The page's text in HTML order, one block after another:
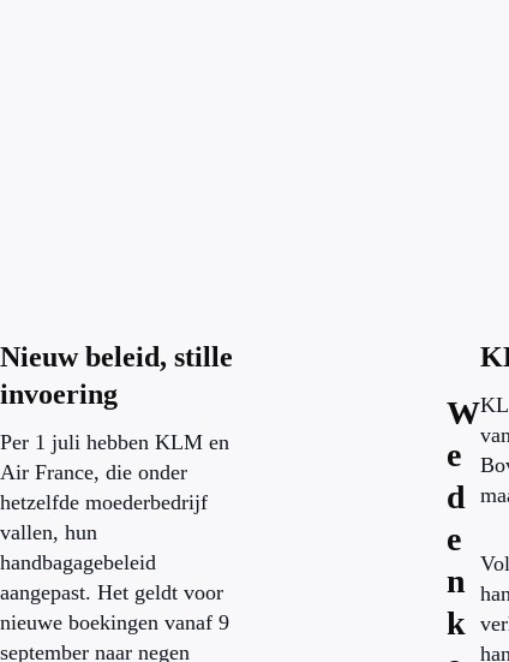
Nieuw beleid, stille
invoering
Per 1 juli hebben KLM en
Air France, die onder
hetzelfde moederbedrijf
vallen, hun
handbagagebeleid
aangepast. Het geldt voor
nieuwe boekingen vanaf 9
september naar negen
W
e
d
e
n
k